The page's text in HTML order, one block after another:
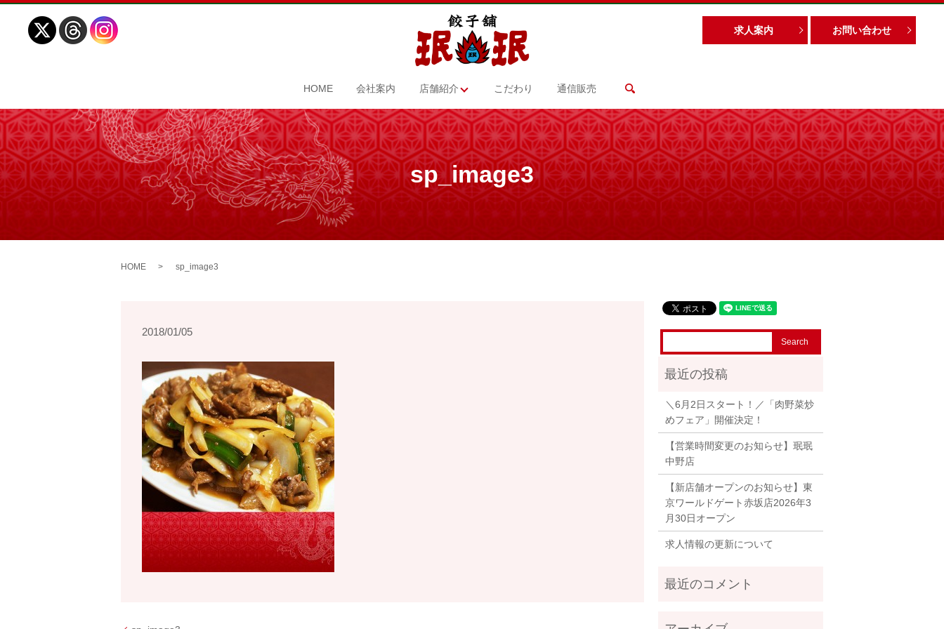
求人案内 お問い合わせ
HOME 会社案内 店舗紹介 こだわり 通信販売
sp_image3
HOME sp_image3
2018/01/05
＼6月2日スタート！／「肉野菜炒
めフェア」開催決定！
【営業時間変更のお知らせ】珉珉
中野店
【新店舗オープンのお知らせ】東
京ワールドゲート赤坂店2026年3
月30日オープン
求人情報の更新について